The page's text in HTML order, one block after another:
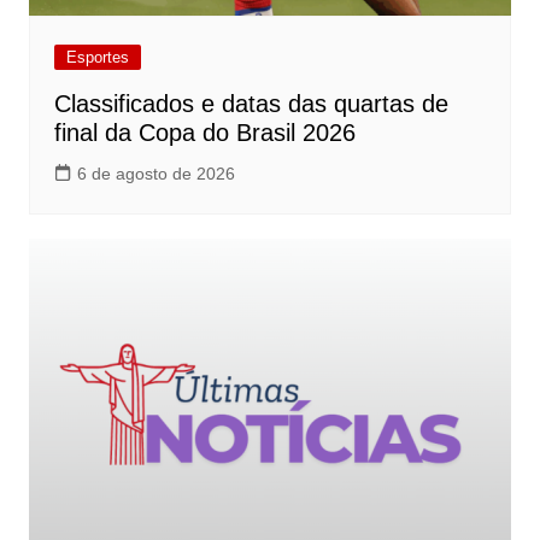
Esportes
Classificados e datas das quartas de
final da Copa do Brasil 2026
6 de agosto de 2026